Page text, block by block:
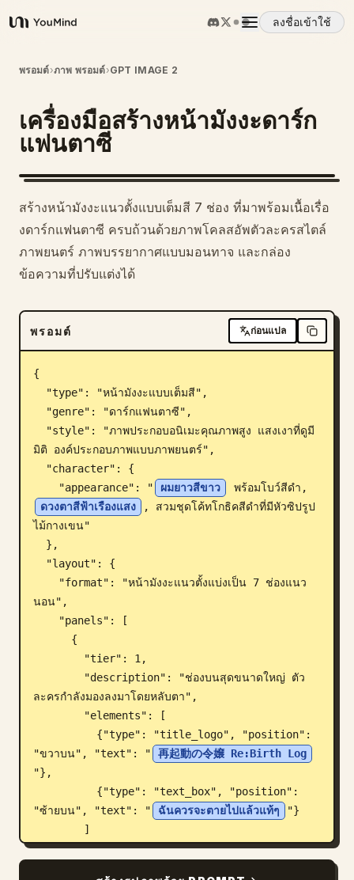
YouMind
ลงชื่อเข้าใช้
ภาพรวม
กรณีการใช้งาน
ทักษะ
พรอมต์
ราคา
ดาวน์โหลด
บล็อก
อัปเดต
พรอมต์›ภาพ พรอมต์›GPT IMAGE 2
เครื่องมือสร้างหน้ามังงะดาร์ก
แฟนตาซี
สร้างหน้ามังงะแนวตั้งแบบเต็มสี 7 ช่อง ที่มาพร้อมเนื้อเรื่อ
งดาร์กแฟนตาซี ครบถ้วนด้วยภาพโคลสอัพตัวละครสไตล์
ภาพยนตร์ ภาพบรรยากาศแบบมอนทาจ และกล่อง
ข้อความที่ปรับแต่งได้
พรอมต์ ก่อนแปล
{
มิติ องค์ประกอบภาพแบบภาพยนตร์",
    "appearance": "
ผมยาวสีขาว
พร้อมโบว์สีดำ,
ดวงตาสีฟ้าเรืองแสง
, สวมชุดโค้ทโกธิคสีดำที่มีหัวซิปรูป
ไม้กางเขน"
นอน",
ละครกำลังมองลงมาโดยหลับตา",
"ขวาบน", "text": "
再起動の令嬢 Re:Birth Log
"},
"ซ้ายบน", "text": "
ฉันควรจะตายไปแล้วแท้ๆ
"}
      },